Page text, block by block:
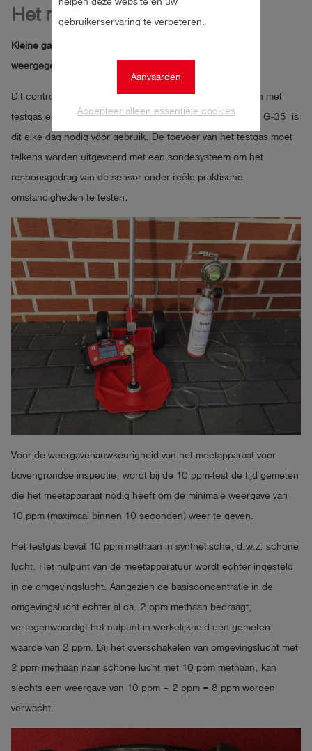
gebruikerservaring te verbeteren.
Aanvaarden
Accepteer alleen essentiële cookies
Het meetapparaat
Kleine gasconcentraties moeten zo snel mogelijk worden
weergegeven, dat wil zeggen een korte T90-tijd.
Dit controleren we met een 10 ppm-test, die we uitvoeren met
testgas en een tapijtsonde. Volgens NEN7244, VIAG VWI G-35 is
dit elke dag nodig vóór gebruik. De toevoer van het testgas moet
telkens worden uitgevoerd met een sondesysteem om het
responsgedrag van de sensor onder reële praktische
omstandigheden te testen.
Voor de weergavenauwkeurigheid van het meetapparaat voor
bovengrondse inspectie, wordt bij de 10 ppm-test de tijd gemeten
die het meetapparaat nodig heeft om de minimale weergave van
10 ppm (maximaal binnen 10 seconden) weer te geven.
Het testgas bevat 10 ppm methaan in synthetische, d.w.z. schone
lucht. Het nulpunt van de meetapparatuur wordt echter ingesteld
in de omgevingslucht. Aangezien de basisconcentratie in de
omgevingslucht echter al ca. 2 ppm methaan bedraagt,
vertegenwoordigt het nulpunt in werkelijkheid een gemeten
waarde van 2 ppm. Bij het overschakelen van omgevingslucht met
2 ppm methaan naar schone lucht met 10 ppm methaan, kan
slechts een weergave van 10 ppm – 2 ppm = 8 ppm worden
verwacht.